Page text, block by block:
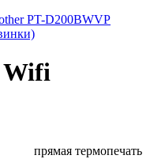
PT-D200BWVP
Wifi
прямая термопечать